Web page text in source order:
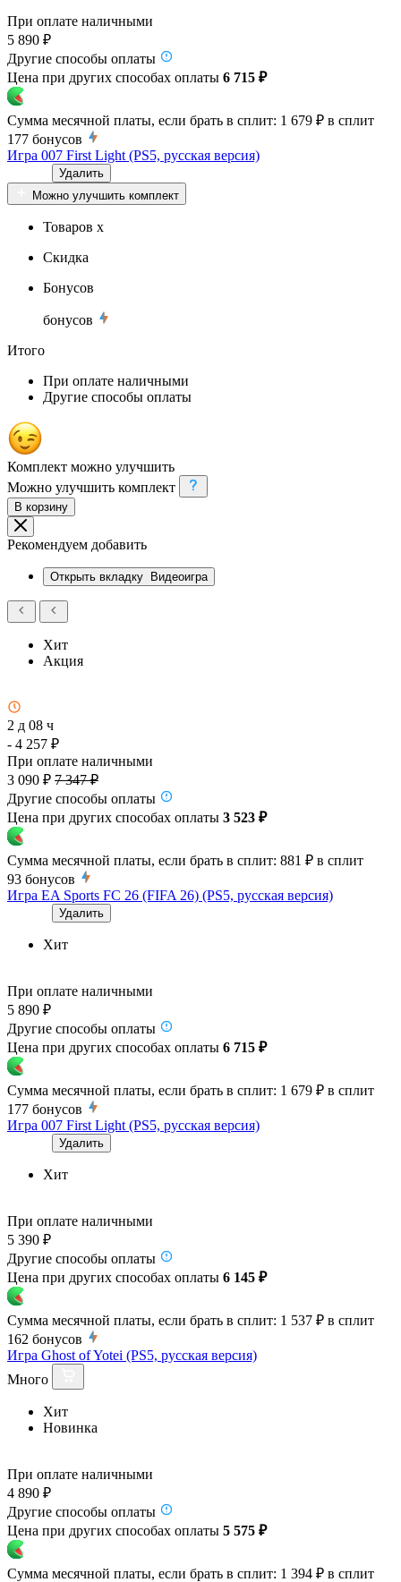
При оплате наличными
5 890 ₽
Другие способы оплаты
Цена при других способах оплаты 6 715 ₽
Сумма месячной платы, если брать в сплит: 1 679 ₽ в сплит
177 бонусов
Игра 007 First Light (PS5, русская версия)
Удалить
Можно улучшить комплект
Товаров x
Скидка
Бонусов
бонусов
Итого
При оплате наличными
Другие способы оплаты
Комплект можно улучшить
Можно улучшить комплект
В корзину
Рекомендуем добавить
Открыть вкладку Видеоигра
Хит
Акция
2 д 08 ч
- 4 257 ₽
При оплате наличными
3 090 ₽ 7 347 ₽
Другие способы оплаты
Цена при других способах оплаты 3 523 ₽
Сумма месячной платы, если брать в сплит: 881 ₽ в сплит
93 бонусов
Игра EA Sports FC 26 (FIFA 26) (PS5, русская версия)
Удалить
Хит
При оплате наличными
5 890 ₽
Другие способы оплаты
Цена при других способах оплаты 6 715 ₽
Сумма месячной платы, если брать в сплит: 1 679 ₽ в сплит
177 бонусов
Игра 007 First Light (PS5, русская версия)
Удалить
Хит
При оплате наличными
5 390 ₽
Другие способы оплаты
Цена при других способах оплаты 6 145 ₽
Сумма месячной платы, если брать в сплит: 1 537 ₽ в сплит
162 бонусов
Игра Ghost of Yotei (PS5, русская версия)
Много
Хит
Новинка
При оплате наличными
4 890 ₽
Другие способы оплаты
Цена при других способах оплаты 5 575 ₽
Сумма месячной платы, если брать в сплит: 1 394 ₽ в сплит